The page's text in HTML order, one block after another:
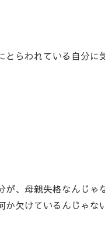
とらわれている自分に
が、母親失格なんじゃ
か欠けているんじゃな